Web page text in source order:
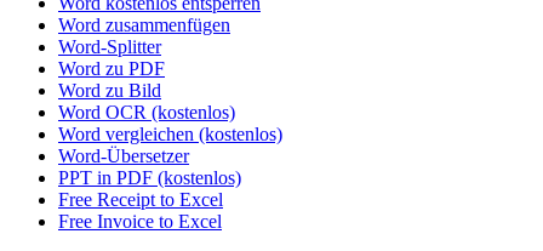
Word zusammenfügen
Word-Splitter
Word zu PDF
Word zu Bild
Word OCR (kostenlos)
Word vergleichen (kostenlos)
Word-Übersetzer
PPT in PDF (kostenlos)
Free Receipt to Excel
Free Invoice to Excel